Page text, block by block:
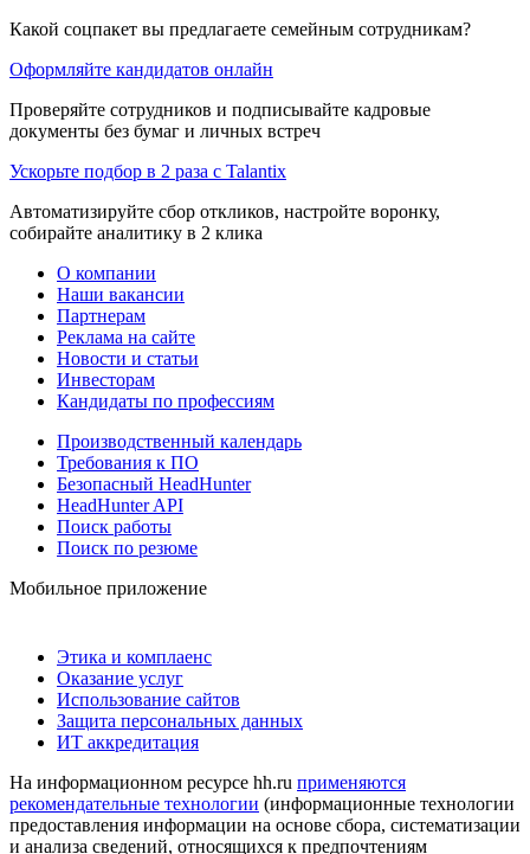
Какой соцпакет вы предлагаете семейным сотрудникам?
Оформляйте кандидатов онлайн
Проверяйте сотрудников и подписывайте кадровые
документы без бумаг и личных встреч
Ускорьте подбор в 2 раза с Talantix
Автоматизируйте сбор откликов, настройте воронку,
собирайте аналитику в 2 клика
О компании
Наши вакансии
Партнерам
Реклама на сайте
Новости и статьи
Инвесторам
Кандидаты по профессиям
Производственный календарь
Требования к ПО
Безопасный HeadHunter
HeadHunter API
Поиск работы
Поиск по резюме
Мобильное приложение
Этика и комплаенс
Оказание услуг
Использование сайтов
Защита персональных данных
ИТ аккредитация
На информационном ресурсе hh.ru применяются
рекомендательные технологии (информационные технологии
предоставления информации на основе сбора, систематизации
и анализа сведений, относящихся к предпочтениям